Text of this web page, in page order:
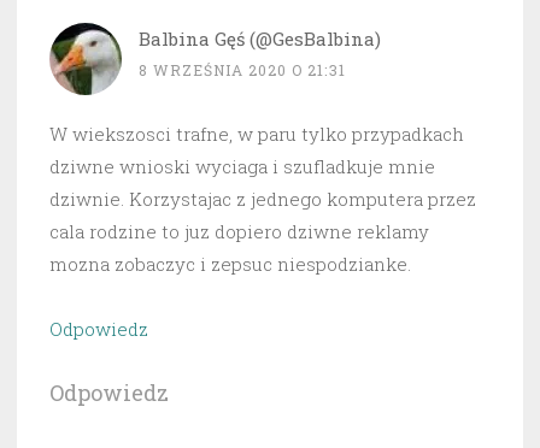
Balbina Gęś (@GesBalbina)
8 WRZEŚNIA 2020 O 21:31
W wiekszosci trafne, w paru tylko przypadkach
dziwne wnioski wyciaga i szufladkuje mnie
dziwnie. Korzystajac z jednego komputera przez
cala rodzine to juz dopiero dziwne reklamy
mozna zobaczyc i zepsuc niespodzianke.
Odpowiedz
Odpowiedz